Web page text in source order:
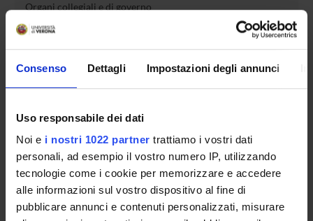
Consenso Dettagli Impostazioni degli annunci
Uso responsabile dei dati
Noi e i nostri 1022 partner trattiamo i vostri dati
personali, ad esempio il vostro numero IP, utilizzando
tecnologie come i cookie per memorizzare e accedere
alle informazioni sul vostro dispositivo al fine di
pubblicare annunci e contenuti personalizzati, misurare
Organi collegiali e di governo
Rete formativa
Servizio Studenti Internazionali
OFFERTA FORMATIVA
SEMESTRE FILTRO
CORSI DI LAUREA